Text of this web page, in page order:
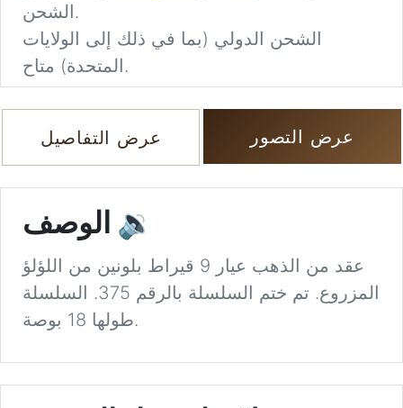
الشحن.
الشحن الدولي (بما في ذلك إلى الولايات
المتحدة) متاح.
عرض التفاصيل عرض التصور
🔉
عقد من الذهب عيار 9 قيراط بلونين من اللؤلؤ
المزروع. تم ختم السلسلة بالرقم 375. السلسلة
طولها 18 بوصة.